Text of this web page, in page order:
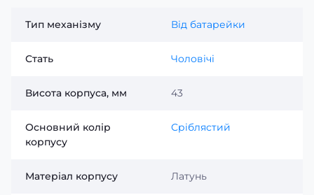
Тип механізму Від батарейки
Стать Чоловічі
Висота корпуса, мм 43
Основний колір
корпусу
Сріблястий
Матеріал корпусу Латунь